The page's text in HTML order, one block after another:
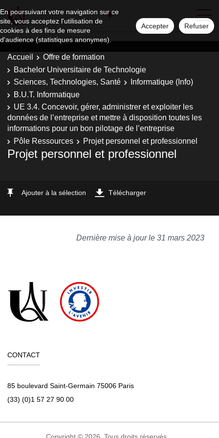
En poursuivant votre navigation sur ce
site, vous acceptez l'utilisation de
cookies à des fins de mesure
d'audience (statistiques anonymes).
Accepter Refuser
Accueil
Offre de formation
Bachelor Universitaire de Technologie
Sciences, Technologies, Santé
Informatique (Info)
B.U.T. Informatique
UE 3.4. Concevoir, gérer, administrer et exploiter les
données de l’entreprise et mettre à disposition toutes les
informations pour un bon pilotage de l’entreprise
Pôle Ressources
Projet personnel et professionnel
Projet personnel et professionnel
Ajouter à la sélection Télécharger
Dernière mise à jour le 31 mars 2023
CONTACT
85 boulevard Saint-Germain 75006 Paris
(33) (0)1 57 27 90 00